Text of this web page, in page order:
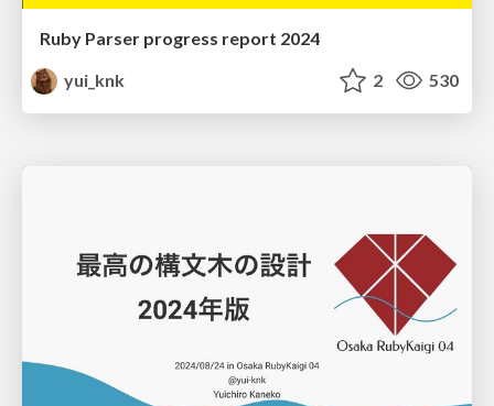
Ruby Parser progress report 2024
yui_knk
2 530